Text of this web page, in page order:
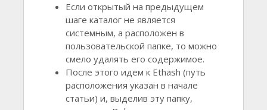
Если открытый на предыдущем
шаге каталог не является
системным, а расположен в
пользовательской папке, то можно
смело удалять его содержимое.
После этого идем к Ethash (путь
расположения указан в начале
статьи) и, выделив эту папку,